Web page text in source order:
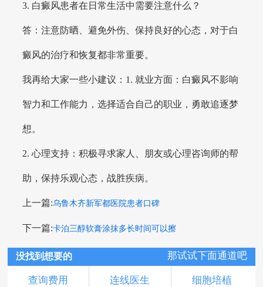
3. 白癜风患者在日常生活中需要注意什么？
答：注意防晒、避免外伤、保持良好的心态，对于白
癜风的治疗和恢复都非常重要。
我再给大家一些小建议：1. 就业方面：白癜风不影响
智力和工作能力，选择适合自己的职业，勇敢追逐梦
想。
2. 心理支持：积极寻求家人、朋友或心理咨询师的帮
助，保持乐观心态，战胜疾病。
上一篇:乌鲁木齐新军都医院患者口碑
下一篇:卡泊三醇软膏涂抹多长时间可以擦
没找到想要的 那试试下面通道吧
查询费用 连线医生 细胞培植